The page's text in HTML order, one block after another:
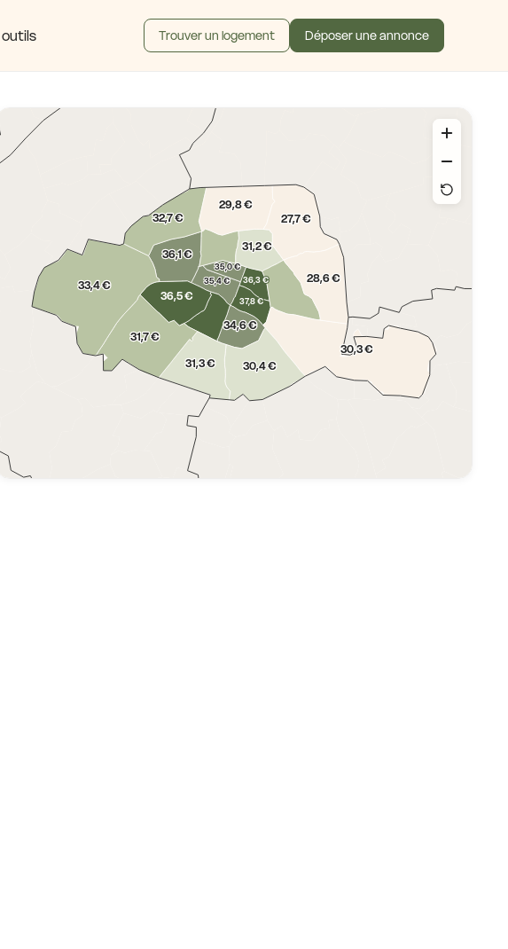
Trouver un logement Déposer une annonce
35,4 €
35,0 €
36,3 €
37,8 €
34,6 €
36,5 €
36,1 €
31,2 €
30,3 €
30,4 €
31,3 €
31,7 €
33,4 €
32,7 €
29,8 €
27,7 €
28,6 €